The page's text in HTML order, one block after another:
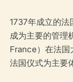
1737年成立的法
成为主要的管理
France）在法国
法国仪式为主要